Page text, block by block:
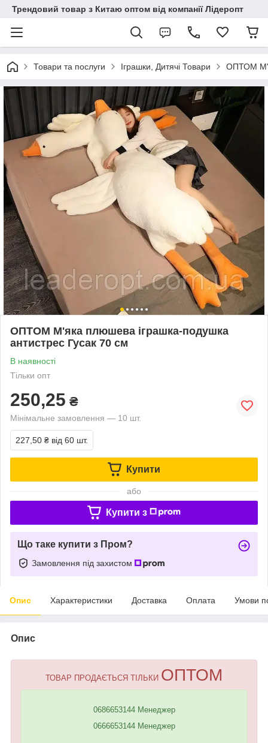
Трендовий товар з Китаю оптом від компанії Лідеропт
Товари та послуги Іграшки, Дитячі Товари ОПТОМ
ОПТОМ М'яка плюшева іграшка-подушка
антистрес Гусак 70 см
В наявності
Тільки опт
250,25 ₴
Мінімальне замовлення — 10 шт.
227,50 ₴ від 60 шт.
Купити
або
Купити з
Що таке купити з Пром?
Замовлення під захистом
Опис Характеристики Доставка Оплата Умови
Опис
ТОВАР ПРОДАЄТЬСЯ ТІЛЬКИ ОПТОМ
0686653144 Менеджер
0666653144 Менеджер